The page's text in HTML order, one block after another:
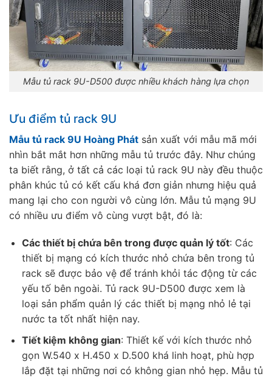
Mẫu tủ rack 9U-D500 được nhiều khách hàng lựa chọn
Ưu điểm tủ rack 9U
Mẫu tủ rack 9U Hoàng Phát sản xuất với mẫu mã mới
nhìn bắt mắt hơn những mẫu tủ trước đây. Như chúng
ta biết rằng, ở tất cả các loại tủ rack 9U này đều thuộc
phân khúc tủ có kết cấu khá đơn giản nhưng hiệu quả
mang lại cho con người vô cùng lớn. Mẫu tủ mạng 9U
có nhiều ưu điểm vô cùng vượt bật, đó là:
Các thiết bị chứa bên trong được quản lý tốt: Các
thiết bị mạng có kích thước nhỏ chứa bên trong tủ
rack sẽ được bảo vệ để tránh khỏi tác động từ các
yếu tố bên ngoài. Tủ rack 9U-D500 được xem là
loại sản phẩm quản lý các thiết bị mạng nhỏ lẻ tại
nước ta tốt nhất hiện nay.
Tiết kiệm không gian: Thiết kế với kích thước nhỏ
gọn W.540 x H.450 x D.500 khá linh hoạt, phù hợp
lắp đặt tại những nơi có không gian nhỏ hẹp. Mẫu tủ